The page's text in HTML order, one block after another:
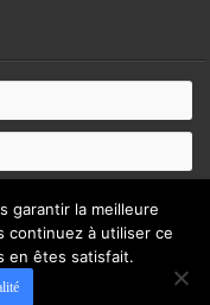
garantir la meilleure
continuez à utiliser ce
en êtes satisfait.